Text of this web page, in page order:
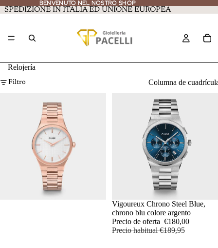
BENVENUTO NEL NOSTRO SHOP
BENVENUTO NEL NOSTRO SHOP
SPEDIZIONE IN ITALIA ED UNIONE EUROPEA
Relojería
Filtro Columna de
OFERTA
Vigoureux Chrono Steel Blue,
chrono blu colore argento
Precio de oferta €180,00
Precio habitual€189,95